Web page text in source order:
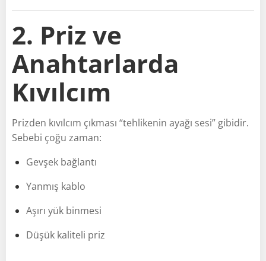
2. Priz ve
Anahtarlarda
Kıvılcım
Prizden kıvılcım çıkması “tehlikenin ayağı sesi” gibidir.
Sebebi çoğu zaman:
Gevşek bağlantı
Yanmış kablo
Aşırı yük binmesi
Düşük kaliteli priz